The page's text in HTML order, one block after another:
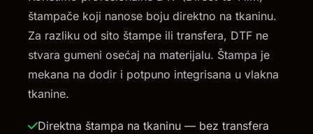
štampače koji nanose boju direktno na tkaninu.
Za razliku od sito štampe ili transfera, DTF ne
stvara gumeni osećaj na materijalu. Štampa je
mekana na dodir i potpuno integrisana u vlakna
tkanine.
Direktna štampa na tkaninu — bez transfera